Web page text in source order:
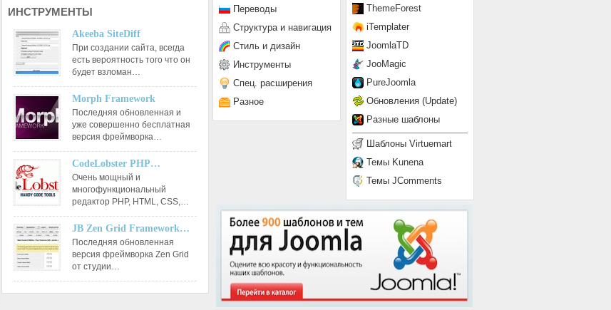
ИНСТРУМЕНТЫ
Akeeba SiteDiff
При создании сайта, всегда
есть вероятность того что он
будет взломан…
Morph Framework
Последняя обновленная и
уже совершенно бесплатная
версия фреймворка…
CodeLobster PHP…
Очень мощный и
многофункциональный
редактор РНР, HTML, CSS,…
JB Zen Grid Framework…
Последняя обновленная
версия фреймворка Zen Grid
от студии…
ThemeForest
iTemplater
JoomlaTD
JooMagic
PureJoomla
Обновления (Update)
Разные шаблоны
Шаблоны Virtuemart
Темы Kunena
Темы JComments
Переводы
Структура и навигация
Стиль и дизайн
Инструменты
Спец. расширения
Разное